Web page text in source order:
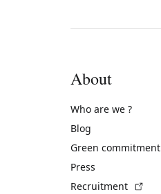
About
Who are we ?
Blog
Green commitment
Press
Recruitment